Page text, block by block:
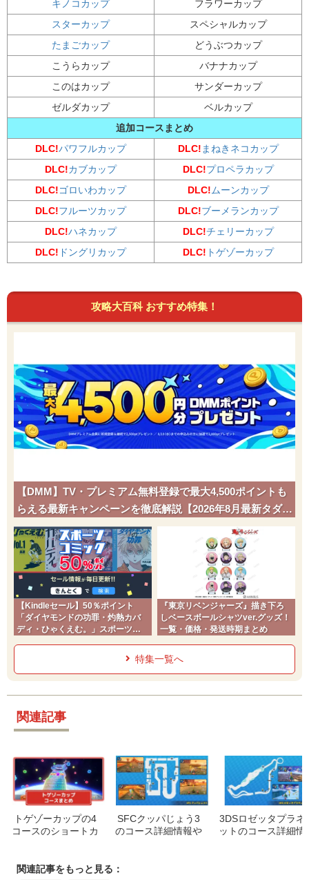
キノコカップ
フラワーカップ
スターカップ
スペシャルカップ
たまごカップ
どうぶつカップ
こうらカップ
バナナカップ
このはカップ
サンダーカップ
ゼルダカップ
ベルカップ
追加コースまとめ
DLC!パワフルカップ DLC! まねきネコカップ
DLC!カブカップ DLC!プロペラカップ
DLC!ゴロいわカップ DLC! ムーンカップ
DLC!フルーツカップ DLC!ブーメランカップ
DLC!ハネカップ DLC!チェリーカップ
DLC! ドングリカップ DLC! トゲゾーカップ
攻略大百科 おすすめ特集！
【DMM】TV・プレミアム無料登録で最大4,500ポイントも
らえる最新キャンペーンを徹底解説【2026年8月最新タダポ
チ】
【Kindleセール】50％ポイント
「ダイヤモンドの功罪・灼熱カバ
ディ・ひゃくえむ。」スポーツコ
『東京リベンジャーズ』描き下ろ
しベースボールシャツver.グッズ！
一覧・価格・発送時期まとめ
特集一覧へ
関連記事
トゲゾーカップの4
コースのショートカ
SFCクッパじょう3
のコース詳細情報や
3DSロゼッタプラネ
ットのコース詳細情
関連記事をもっと見る：